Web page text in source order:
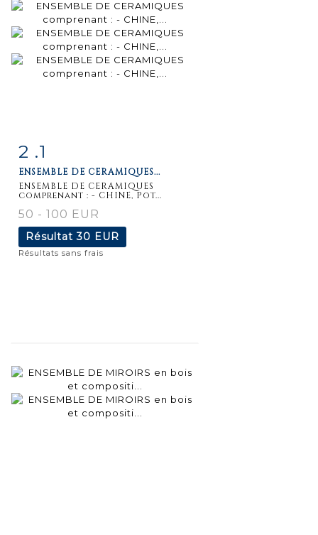
2 .1
ENSEMBLE DE CERAMIQUES...
ENSEMBLE DE CERAMIQUES
comprenant : - CHINE, Pot...
50 - 100 EUR
Résultat30 EUR
Résultats sans frais